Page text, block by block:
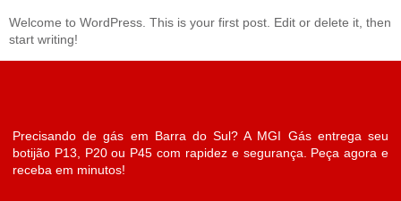
Welcome to WordPress. This is your first post. Edit or delete it, then
start writing!
Precisando de gás em Barra do Sul? A MGI Gás entrega seu
botijão P13, P20 ou P45 com rapidez e segurança. Peça agora e
receba em minutos!